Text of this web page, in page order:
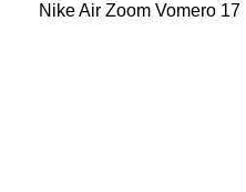
Nike Air Zoom Vomero 17